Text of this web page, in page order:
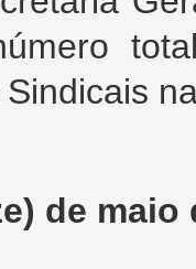
de maio